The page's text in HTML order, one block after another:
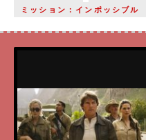
ミッション：インポッシブル